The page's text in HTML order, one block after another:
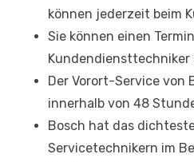
können jederzeit beim
Sie können einen
Kundendiensttechniker
Der Vorort-Service von
innerhalb von 48
Bosch hat das
Servicetechnikern im